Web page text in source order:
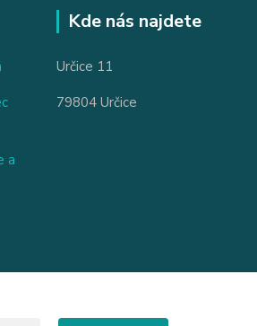
a
Kde nás najdete
Určice 11
79804 Určice